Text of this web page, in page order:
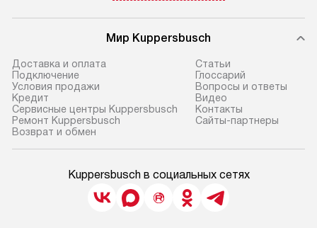
Мир Kuppersbusch
Доставка и оплата
Подключение
Условия продажи
Кредит
Сервисные центры Kuppersbusch
Ремонт Kuppersbusch
Возврат и обмен
Cтатьи
Глоссарий
Вопросы и ответы
Видео
Контакты
Сайты-партнеры
Kuppersbusch в социальных сетях